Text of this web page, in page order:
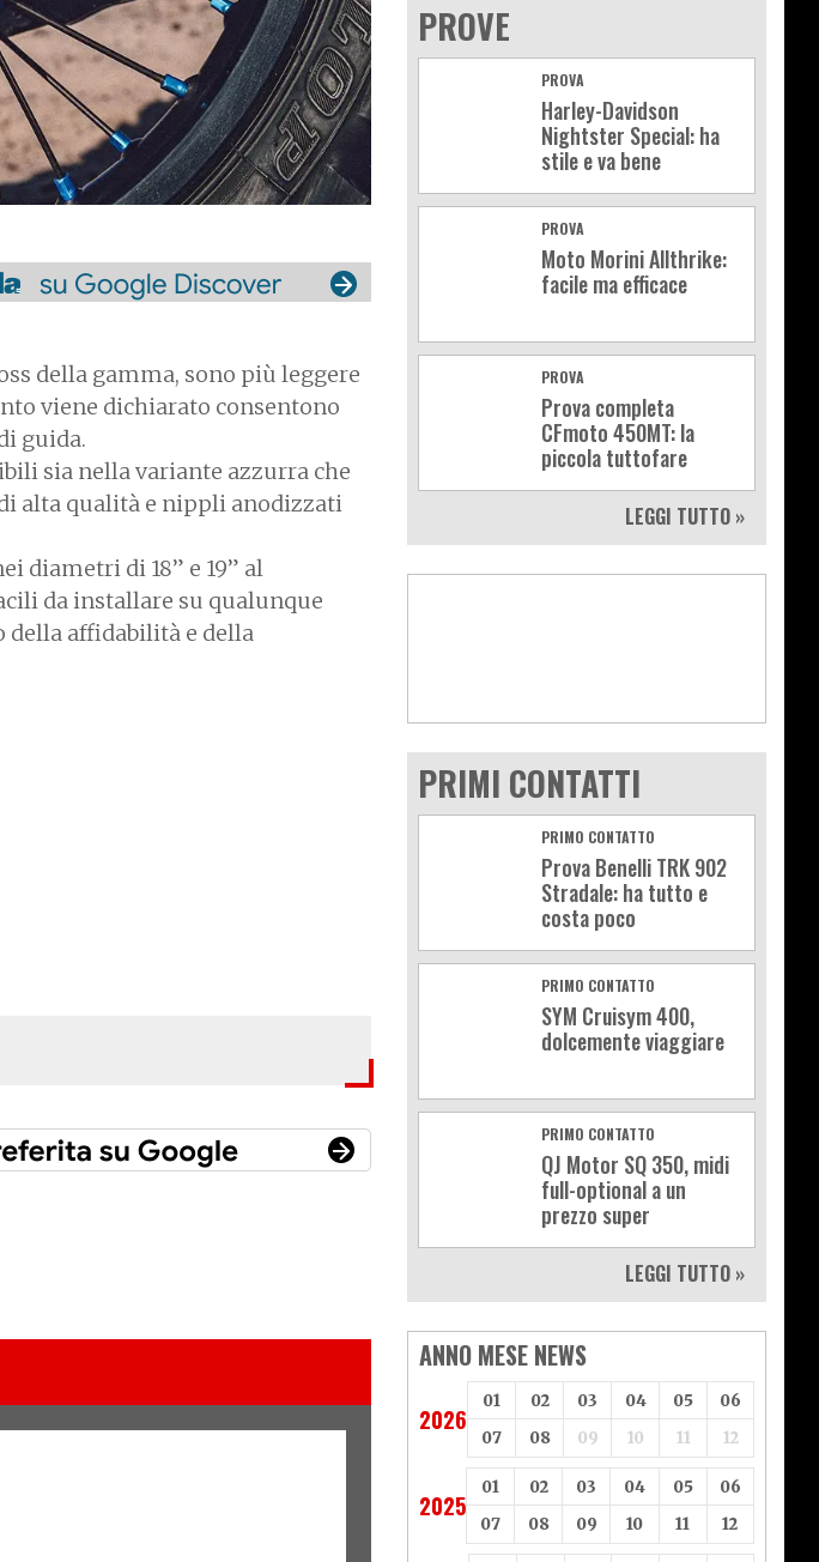
della gamma, sono più leggere
viene dichiarato consentono
guida.
sia nella variante azzurra che
alta qualità e nippli anodizzati
diametri di 18” e 19” al
da installare su qualunque
della affidabilità e della
PROVE
PROVA
Harley-Davidson
Nightster Special: ha
stile e va bene
PROVA
Moto Morini Allthrike:
facile ma efficace
PROVA
Prova completa
CFmoto 450MT: la
piccola tuttofare
LEGGI TUTTO »
PRIMI CONTATTI
PRIMO CONTATTO
Prova Benelli TRK 902
Stradale: ha tutto e
costa poco
PRIMO CONTATTO
SYM Cruisym 400,
dolcemente viaggiare
PRIMO CONTATTO
QJ Motor SQ 350, midi
full-optional a un
prezzo super
LEGGI TUTTO »
ANNO MESE NEWS
2026
01 02 03 04 05
06
07
08 09 10 11 12
2025
01 02 03 04 05
06
07
08 09 10 11 12